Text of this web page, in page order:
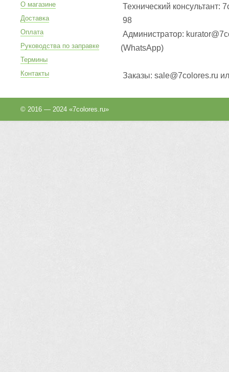
О магазине
Доставка
Оплата
Руководства по заправке
Термины
Контакты
Технический консультант:
98
Администратор:
(WhatsApp)
Заказы: sale@7colores.ru
© 2016 — 2024 «7colores.ru»